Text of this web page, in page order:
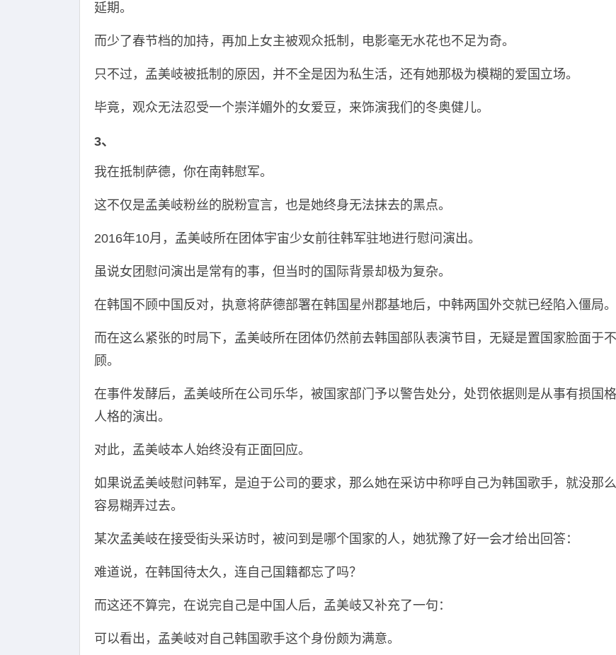
延期。
而少了春节档的加持，再加上女主被观众抵制，电影毫无水花也不足为奇。
只不过，孟美岐被抵制的原因，并不全是因为私生活，还有她那极为模糊的爱国立场。
毕竟，观众无法忍受一个崇洋媚外的女爱豆，来饰演我们的冬奥健儿。
3、
我在抵制萨德，你在南韩慰军。
这不仅是孟美岐粉丝的脱粉宣言，也是她终身无法抹去的黑点。
2016年10月，孟美岐所在团体宇宙少女前往韩军驻地进行慰问演出。
虽说女团慰问演出是常有的事，但当时的国际背景却极为复杂。
在韩国不顾中国反对，执意将萨德部署在韩国星州郡基地后，中韩两国外交就已经陷入僵局。
而在这么紧张的时局下，孟美岐所在团体仍然前去韩国部队表演节目，无疑是置国家脸面于不
顾。
在事件发酵后，孟美岐所在公司乐华，被国家部门予以警告处分，处罚依据则是从事有损国格
人格的演出。
对此，孟美岐本人始终没有正面回应。
如果说孟美岐慰问韩军，是迫于公司的要求，那么她在采访中称呼自己为韩国歌手，就没那么
容易糊弄过去。
某次孟美岐在接受街头采访时，被问到是哪个国家的人，她犹豫了好一会才给出回答：
难道说，在韩国待太久，连自己国籍都忘了吗？
而这还不算完，在说完自己是中国人后，孟美岐又补充了一句：
可以看出，孟美岐对自己韩国歌手这个身份颇为满意。